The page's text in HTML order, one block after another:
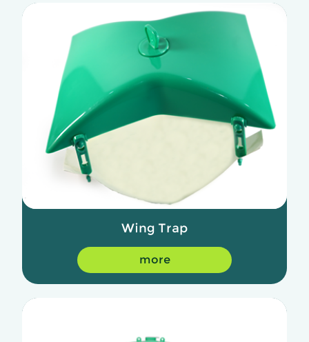
Wing Trap
more